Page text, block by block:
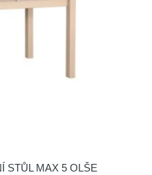
STŮL MAX 5 OLŠE